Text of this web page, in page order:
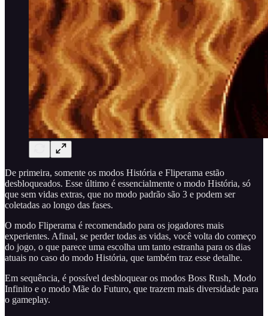
De primeira, somente os modos História e Fliperama estão
desbloqueados. Esse último é essencialmente o modo História, só
que sem vidas extras, que no modo padrão são 3 e podem ser
coletadas ao longo das fases.
O modo Fliperama é recomendado para os jogadores mais
experientes. Afinal, se perder todas as vidas, você volta do começo
do jogo, o que parece uma escolha um tanto estranha para os dias
atuais no caso do modo História, que também traz esse detalhe.
Em sequência, é possível desbloquear os modos Boss Rush, Modo
Infinito e o modo Mãe do Futuro, que trazem mais diversidade para
o gameplay.